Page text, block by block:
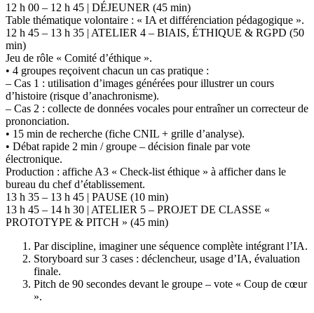
12 h 00 – 12 h 45 | DÉJEUNER (45 min)
Table thématique volontaire : « IA et différenciation pédagogique ».
12 h 45 – 13 h 35 | ATELIER 4 – BIAIS, ÉTHIQUE & RGPD (50
min)
Jeu de rôle « Comité d’éthique ».
• 4 groupes reçoivent chacun un cas pratique :
– Cas 1 : utilisation d’images générées pour illustrer un cours
d’histoire (risque d’anachronisme).
– Cas 2 : collecte de données vocales pour entraîner un correcteur de
prononciation.
• 15 min de recherche (fiche CNIL + grille d’analyse).
• Débat rapide 2 min / groupe – décision finale par vote
électronique.
Production : affiche A3 « Check-list éthique » à afficher dans le
bureau du chef d’établissement.
13 h 35 – 13 h 45 | PAUSE (10 min)
13 h 45 – 14 h 30 | ATELIER 5 – PROJET DE CLASSE «
PROTOTYPE & PITCH » (45 min)
Par discipline, imaginer une séquence complète intégrant l’IA.
Storyboard sur 3 cases : déclencheur, usage d’IA, évaluation
finale.
Pitch de 90 secondes devant le groupe – vote « Coup de cœur
».